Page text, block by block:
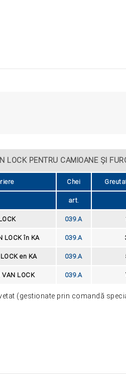
LOCK PENTRU CAMIOANE ȘI
Chei
art.
039.A
LOCK în KA 039.A
en KA 039.A
VAN LOCK 039.A
(gestionate prin comandă